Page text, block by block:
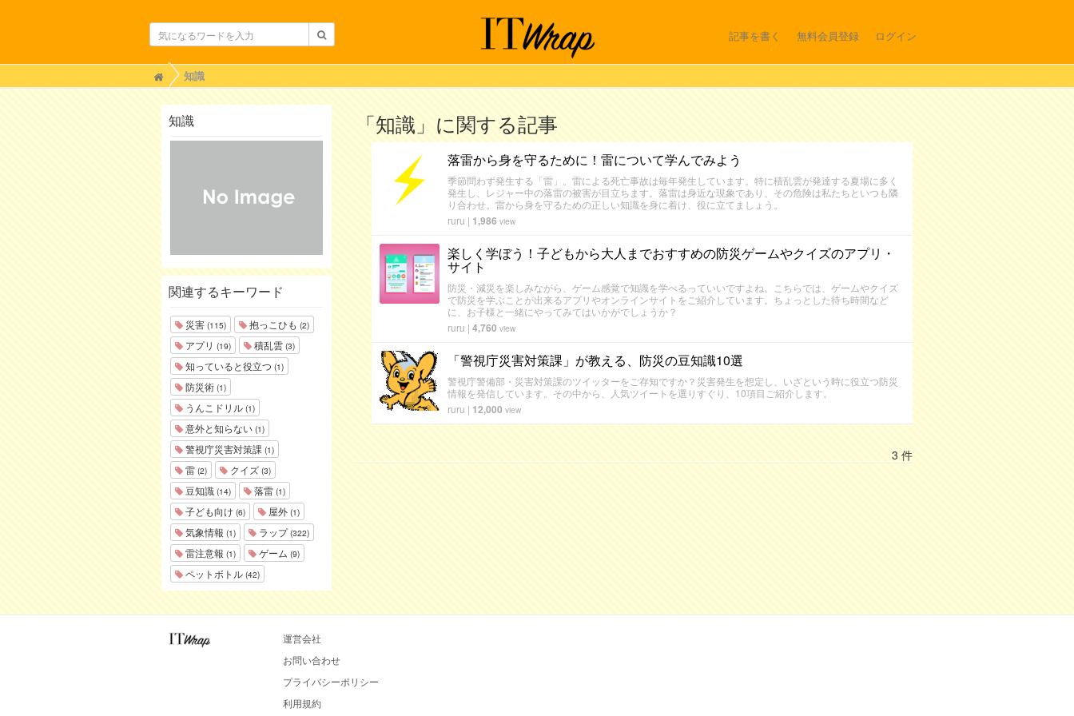
記事を書く 無料会員登録 ログイン
H
o
m
知識
知識
関連するキーワード
災害 (115) 抱っこひも (2)
アプリ (19) 積乱雲 (3)
知っていると役立つ (1)
防災術 (1)
うんこドリル (1)
意外と知らない (1)
警視庁災害対策課 (1)
雷 (2) クイズ (3)
豆知識 (14) 落雷 (1)
子ども向け (6) 屋外 (1)
気象情報 (1) ラップ(322)
雷注意報 (1) ゲーム (9)
ペットボトル (42)
「知識」に関する記事
落雷から身を守るために！雷について学んでみよう
季節問わず発生する「雷」。雷による死亡事故は毎年発生しています。特に積乱雲が発達する夏場に多く
発生し、レジャー中の落雷の被害が目立ちます。落雷は身近な現象であり、その危険は私たちといつも隣
り合わせ。雷から身を守るための正しい知識を身に着け、役に立てましょう。
ruru | 1,986 view
楽しく学ぼう！子どもから大人までおすすめの防災ゲームやクイズのアプリ・
サイト
防災・減災を楽しみながら、ゲーム感覚で知識を学べるっていいですよね。こちらでは、ゲームやクイズ
で防災を学ぶことが出来るアプリやオンラインサイトをご紹介しています。ちょっとした待ち時間など
に、お子様と一緒にやってみてはいかがでしょうか？
ruru | 4,760 view
「警視庁災害対策課」が教える、防災の豆知識10選
警視庁警備部・災害対策課のツイッターをご存知ですか？災害発生を想定し、いざという時に役立つ防災
情報を発信しています。その中から、人気ツイートを選りすぐり、10項目ご紹介します。
ruru | 12,000 view
3 件
運営会社
お問い合わせ
プライバシーポリシー
利用規約